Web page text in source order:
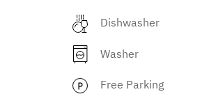
Dishwasher
Washer
Free Parking